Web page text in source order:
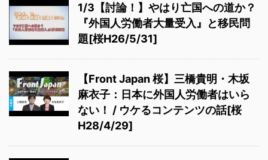
1/3【討論！】やはり亡国への道か？
『外国人労働者大量受入』と移民問
題[桜H26/5/31]
【Front Japan 桜】三橋貴明・木坂
麻衣子：日本に外国人労働者はいら
ない！ / ウケるコンテンツの話[桜
H28/4/29]